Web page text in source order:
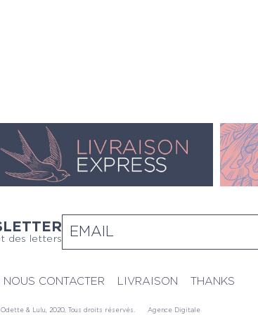
des letters
NOUS CONTACTER LIVRAISON THANKS
Odette & Lulu, 2020, Tous droits réservés. Agence Digitale